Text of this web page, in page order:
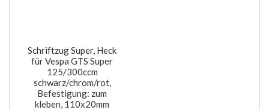
Schriftzug Super, Heck
für Vespa GTS Super
125/300ccm
schwarz/chrom/rot,
Befestigung: zum
kleben, 110x20mm